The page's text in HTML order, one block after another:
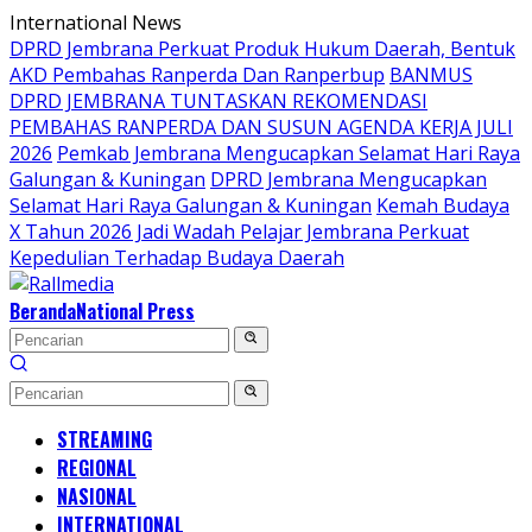
Langsung
ke
konten
International News
DPRD Jembrana Perkuat Produk Hukum Daerah, Bentuk
AKD Pembahas Ranperda Dan Ranperbup BANMUS
DPRD JEMBRANA TUNTASKAN REKOMENDASI
PEMBAHAS RANPERDA DAN SUSUN AGENDA KERJA JULI
2026 Pemkab Jembrana Mengucapkan Selamat Hari Raya
Galungan & Kuningan DPRD Jembrana Mengucapkan
Selamat Hari Raya Galungan & Kuningan Kemah Budaya
X Tahun 2026 Jadi Wadah Pelajar Jembrana Perkuat
Kepedulian Terhadap Budaya Daerah
BerandaNational Press
STREAMING
REGIONAL
NASIONAL
INTERNATIONAL